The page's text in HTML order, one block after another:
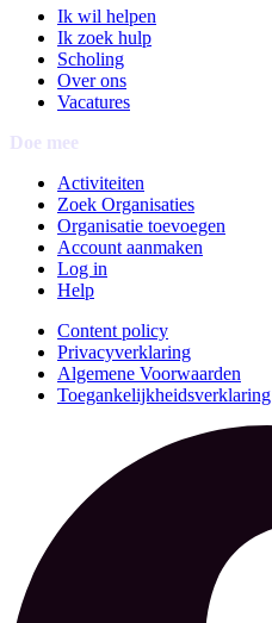
Ik wil helpen
Ik zoek hulp
Scholing
Over ons
Vacatures
Doe mee
Activiteiten
Zoek Organisaties
Organisatie toevoegen
Account aanmaken
Log in
Help
Content policy
Privacyverklaring
Algemene Voorwaarden
Toegankelijkheidsverklaring